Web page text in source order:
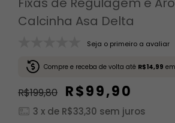
Calcinha Asa Delta
Seja o primeiro a avaliar
Compre e receba de volta até R$14,99
R$199,80 R$99,90
3 x de R$33,30 sem juros